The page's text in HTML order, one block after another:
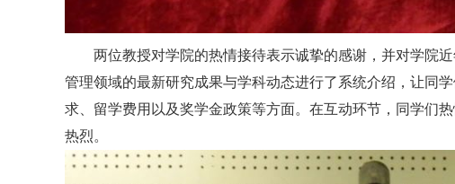
两位教授对学院的热情接待表示诚挚的感谢，并对学院
管理领域的最新研究成果与学科动态进行了系统介绍，让同
求、留学费用以及奖学金政策等方面。在互动环节，同学们
热烈。